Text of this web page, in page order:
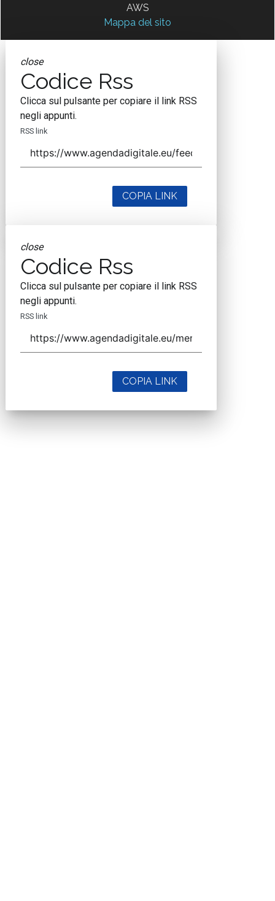
AWS
Mappa del sito
close
Codice Rss
Clicca sul pulsante per copiare il link RSS
negli appunti.
RSS link
COPIA LINK
close
Codice Rss
Clicca sul pulsante per copiare il link RSS
negli appunti.
RSS link
COPIA LINK